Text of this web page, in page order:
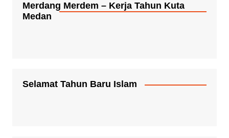
Merdang Merdem – Kerja Tahun Kuta
Medan
Selamat Tahun Baru Islam